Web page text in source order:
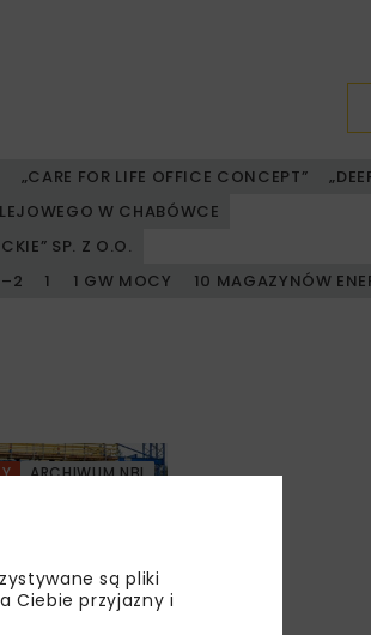
„CARE FOR LIFE OFFICE CONCEPT”
W CHABÓWCE
SP. Z O.O.
1 1 GW MOCY 10 MAGAZYNÓW
ARCHIWUM NBI
są pliki
Ciebie przyjazny i